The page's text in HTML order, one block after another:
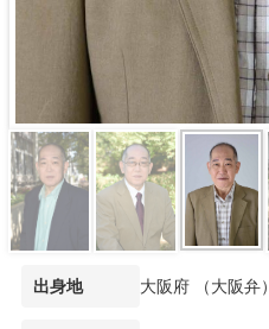
出身地 大阪府 （大阪弁）